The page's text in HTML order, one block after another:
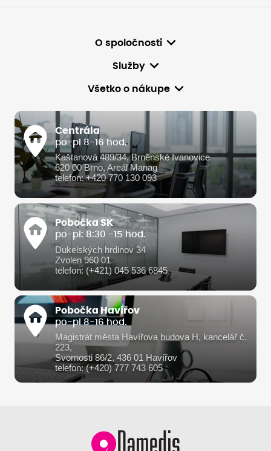
O spoločnosti
Služby
Všetko o nákupe
Centrála
po-pi 8-16 hod.
Kaštanová 489/34, Brněnské Ivanovice
620 00 Brno, Areál Manag
telefon: +420 770 130 093
Pobočka SK
po-pi: 8:30 -15 hod.
Dukelských hrdinov 34
Zvolen 960 01
telefon: (+421) 045 536 6845
Pobočka Havířov
po-pi 8-16 hod.
Magistrát města Havířova budova H, kancelář č.
223,
Svornosti 86/2, 436 01 Havířov
telefon: (+420) 777 743 605